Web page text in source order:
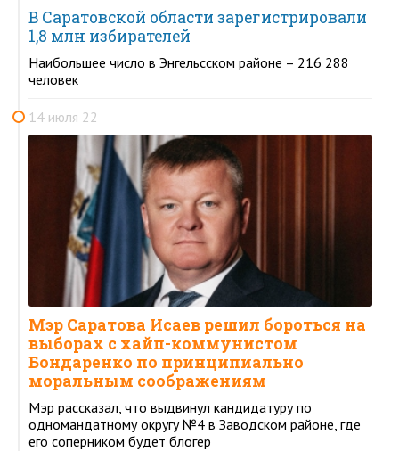
В Саратовской области зарегистрировали
1,8 млн избирателей
Наибольшее число в Энгельсском районе – 216 288
человек
14 июля 22
Мэр Саратова Исаев решил бороться на
выборах с хайп-коммунистом
Бондаренко по принципиально
моральным соображениям
Мэр рассказал, что выдвинул кандидатуру по
одномандатному округу №4 в Заводском районе, где
его соперником будет блогер